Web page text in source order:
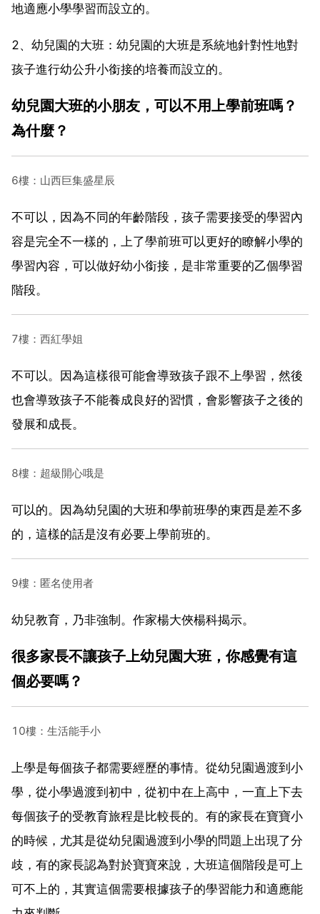
地適應小學學習而設立的。
2、幼兒園的大班：幼兒園的大班是系統地針對性地對
孩子進行幼公升小銜接的培養而設立的。
幼兒園大班的小朋友，可以不用上學前班嗎？
為什麼？
6樓：山西巨集盛星辰
不可以，因為不同的年齡階段，孩子需要接受的學習內
容是完全不一樣的，上了學前班可以更好的瞭解小學的
學習內容，可以做好幼小銜接，是非常重要的乙個學習
階段。
7樓：西紅學姐
不可以。因為這樣很可能會導致孩子跟不上學習，然後
也會導致孩子不能養成良好的習慣，會影響孩子之後的
發展和成長。
8樓：超級開心哦是
可以的。因為幼兒園的大班和學前班學的東西是差不多
的，這樣的話是沒有必要上學前班的。
9樓：匿名使用者
幼兒教育，乃非強制。作家楊大俠楊科揭示。
很多家長不讓孩子上幼兒園大班，你感覺有這
個必要嗎？
10樓：生活能手小
上學是每個孩子都需要經歷的事情。從幼兒園過渡到小
學，從小學過渡到初中，從初中在上高中，一直上下去
每個孩子的受教育旅程是比較長的。有的家長在寶寶小
的時候，尤其是從幼兒園過渡到小學的問題上出現了分
歧，有的家長認為對於寶寶來說，大班這個階段是可上
可不上的，其實這個需要根據孩子的學習能力和適應能